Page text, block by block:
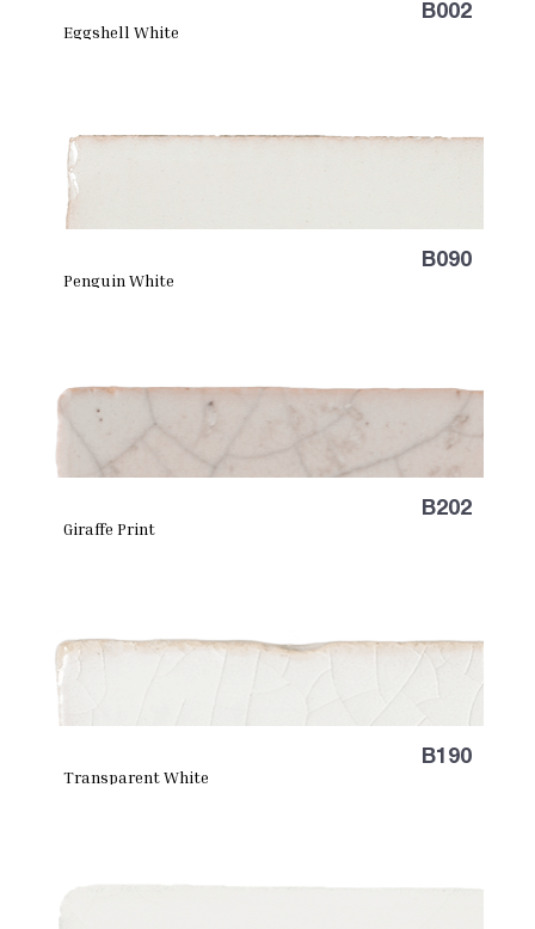
B002
Eggshell White
B090
Penguin White
B202
Giraffe Print
B190
Transparent White